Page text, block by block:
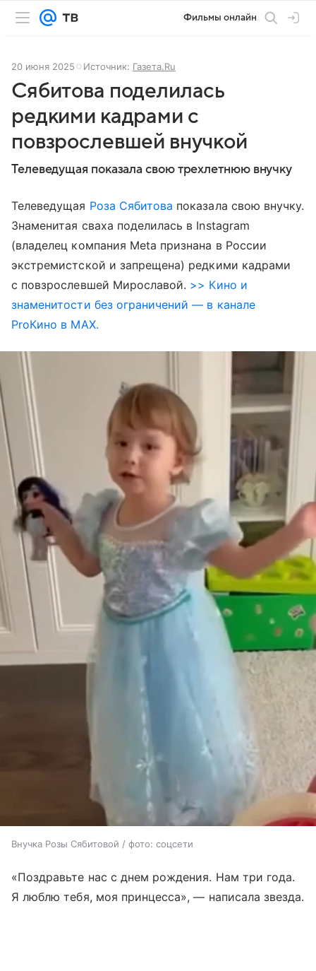
Фильмы онлайн
20 июня 2025 Источник: Газета.Ru
Сябитова поделилась
редкими кадрами с
повзрослевшей внучкой
Телеведущая показала свою трехлетнюю внучку
Телеведущая Роза Сябитова показала свою внучку.
Знаменитая сваха поделилась в Instagram
(владелец компания Meta признана в России
экстремистской и запрещена) редкими кадрами
с повзрослевшей Мирославой. >> Кино и
знаменитости без ограничений — в канале
ProКино в MAX.
Внучка Розы Сябитовой / фото: соцсети
«Поздравьте нас с днем рождения. Нам три года.
Я люблю тебя, моя принцесса», — написала звезда.